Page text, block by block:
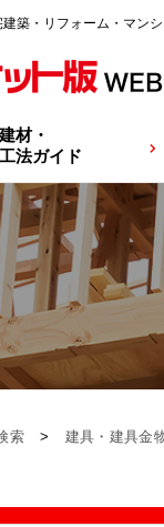
築・リフォーム・マン
建材・
工法ガイド
索 > 建具・建具金